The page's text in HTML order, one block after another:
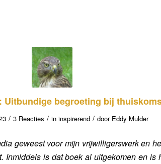
Uitbundige begroeting bij
/ 3 Reacties / in inspirerend / door Eddy Mulder
geweest voor mijn vrijwilligerswerk en
Inmiddels is dat boek al uitgekomen en is